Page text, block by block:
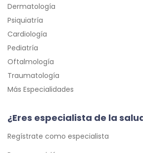
Dermatología
Psiquiatría
Cardiología
Pediatría
Oftalmología
Traumatología
Más Especialidades
¿Eres especialista de la
Regístrate como especialista